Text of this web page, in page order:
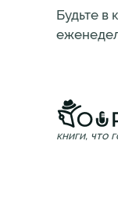
Будьте в
книги, что